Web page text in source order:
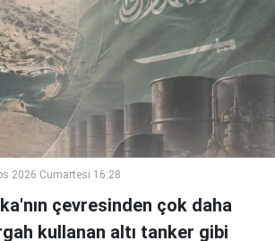
2026 Cumartesi 16:28
çevresinden çok daha
kullanan altı tanker gibi